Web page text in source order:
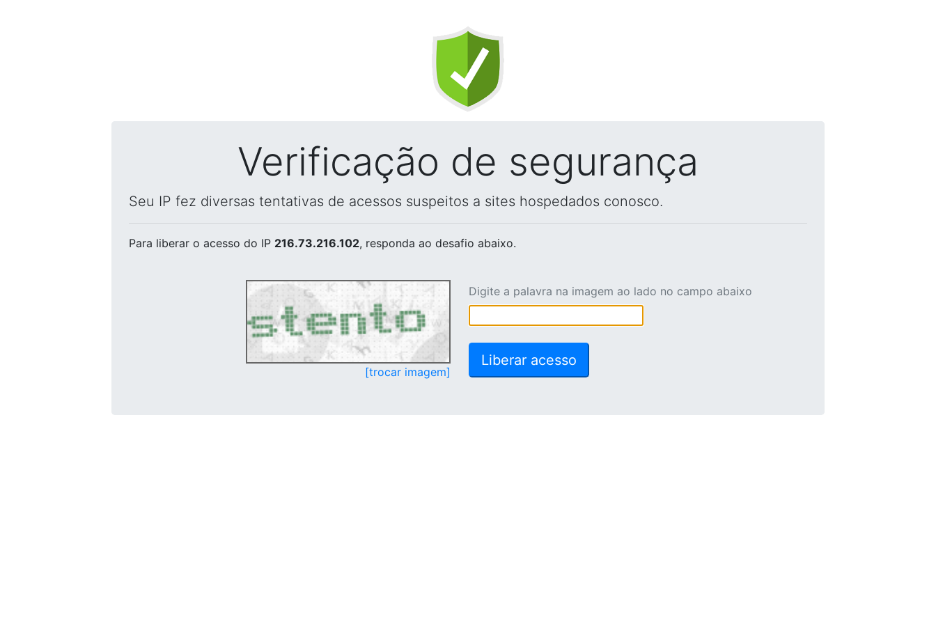
Verificação de segurança
Seu IP fez diversas tentativas de acessos suspeitos a sites hospedados conosco.
Para liberar o acesso do IP 216.73.216.102, responda ao desafio abaixo.
[trocar imagem]
Digite a palavra na imagem ao lado no campo abaixo